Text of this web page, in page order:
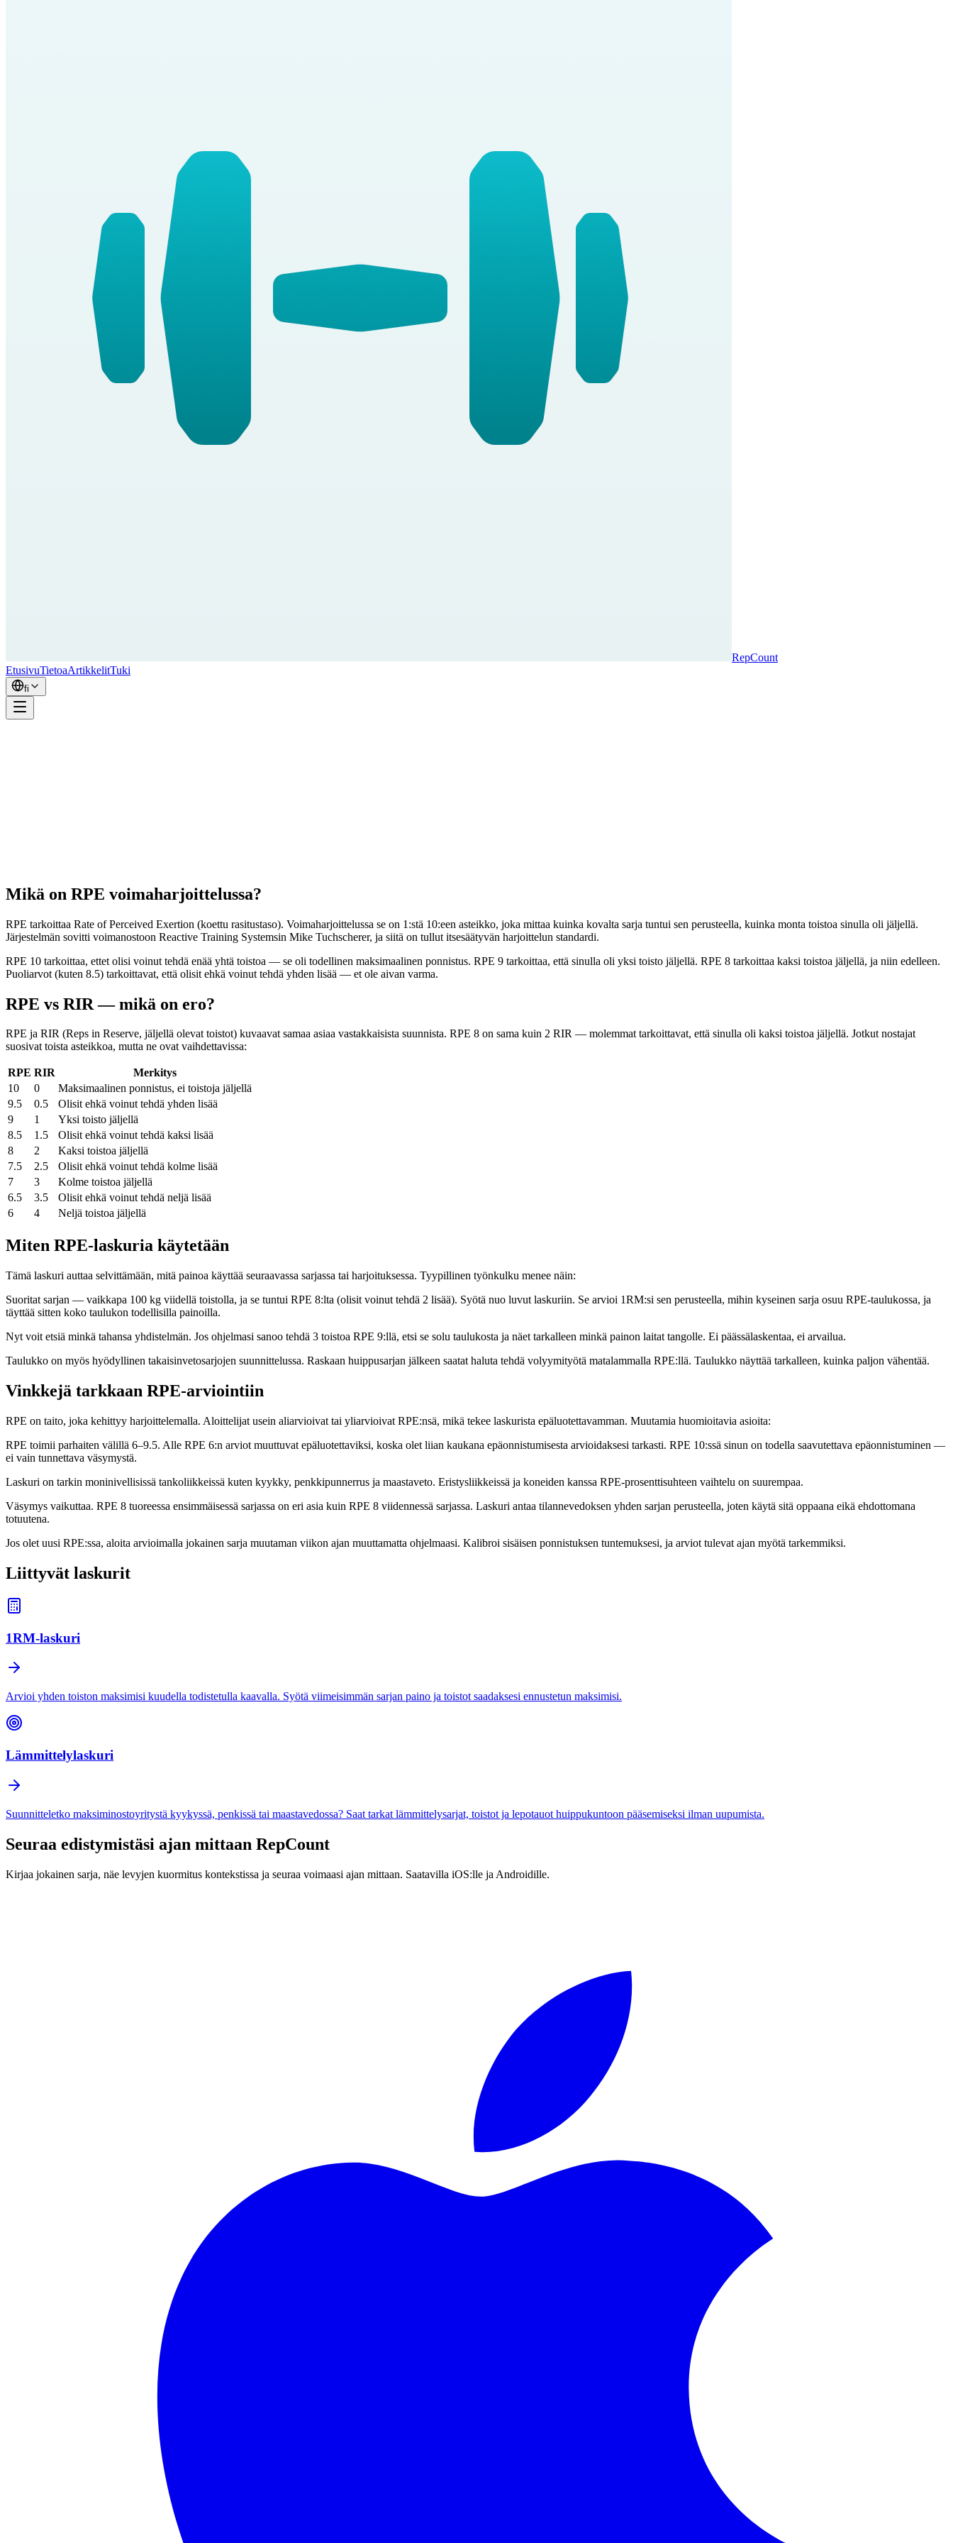
RepCount
EtusivuTietoaArtikkelitTuki
fi
Mikä on RPE voimaharjoittelussa?
RPE tarkoittaa Rate of Perceived Exertion (koettu rasitustaso). Voimaharjoittelussa se on 1:stä 10:een asteikko, joka mittaa kuinka kovalta sarja tuntui sen perusteella, kuinka monta toistoa sinulla oli jäljellä.
Järjestelmän sovitti voimanostoon Reactive Training Systemsin Mike Tuchscherer, ja siitä on tullut itsesäätyvän harjoittelun standardi.
RPE 10 tarkoittaa, ettet olisi voinut tehdä enää yhtä toistoa — se oli todellinen maksimaalinen ponnistus. RPE 9 tarkoittaa, että sinulla oli yksi toisto jäljellä. RPE 8 tarkoittaa kaksi toistoa jäljellä, ja niin edelleen.
Puoliarvot (kuten 8.5) tarkoittavat, että olisit ehkä voinut tehdä yhden lisää — et ole aivan varma.
RPE vs RIR — mikä on ero?
RPE ja RIR (Reps in Reserve, jäljellä olevat toistot) kuvaavat samaa asiaa vastakkaisista suunnista. RPE 8 on sama kuin 2 RIR — molemmat tarkoittavat, että sinulla oli kaksi toistoa jäljellä. Jotkut nostajat
suosivat toista asteikkoa, mutta ne ovat vaihdettavissa:
RPE RIR
Merkitys
10
0
Maksimaalinen ponnistus, ei toistoja jäljellä
9.5
0.5
Olisit ehkä voinut tehdä yhden lisää
9
1
Yksi toisto jäljellä
8.5
1.5
Olisit ehkä voinut tehdä kaksi lisää
8
2
Kaksi toistoa jäljellä
7.5
2.5
Olisit ehkä voinut tehdä kolme lisää
7
3
Kolme toistoa jäljellä
6.5
3.5
Olisit ehkä voinut tehdä neljä lisää
6
4 Neljä toistoa jäljellä
Miten RPE-laskuria käytetään
Tämä laskuri auttaa selvittämään, mitä painoa käyttää seuraavassa sarjassa tai harjoituksessa. Tyypillinen työnkulku menee näin:
Suoritat sarjan — vaikkapa 100 kg viidellä toistolla, ja se tuntui RPE 8:lta (olisit voinut tehdä 2 lisää). Syötä nuo luvut laskuriin. Se arvioi 1RM:si sen perusteella, mihin kyseinen sarja osuu RPE-taulukossa, ja
täyttää sitten koko taulukon todellisilla painoilla.
Nyt voit etsiä minkä tahansa yhdistelmän. Jos ohjelmasi sanoo tehdä 3 toistoa RPE 9:llä, etsi se solu taulukosta ja näet tarkalleen minkä painon laitat tangolle. Ei päässälaskentaa, ei arvailua.
Taulukko on myös hyödyllinen takaisinvetosarjojen suunnittelussa. Raskaan huippusarjan jälkeen saatat haluta tehdä volyymityötä matalammalla RPE:llä. Taulukko näyttää tarkalleen, kuinka paljon vähentää.
Vinkkejä tarkkaan RPE-arviointiin
RPE on taito, joka kehittyy harjoittelemalla. Aloittelijat usein aliarvioivat tai yliarvioivat RPE:nsä, mikä tekee laskurista epäluotettavamman. Muutamia huomioitavia asioita:
RPE toimii parhaiten välillä 6–9.5. Alle RPE 6:n arviot muuttuvat epäluotettaviksi, koska olet liian kaukana epäonnistumisesta arvioidaksesi tarkasti. RPE 10:ssä sinun on todella saavutettava epäonnistuminen —
ei vain tunnettava väsymystä.
Laskuri on tarkin moninivellisissä tankoliikkeissä kuten kyykky, penkkipunnerrus ja maastaveto. Eristysliikkeissä ja koneiden kanssa RPE-prosenttisuhteen vaihtelu on suurempaa.
Väsymys vaikuttaa. RPE 8 tuoreessa ensimmäisessä sarjassa on eri asia kuin RPE 8 viidennessä sarjassa. Laskuri antaa tilannevedoksen yhden sarjan perusteella, joten käytä sitä oppaana eikä ehdottomana
totuutena.
Jos olet uusi RPE:ssa, aloita arvioimalla jokainen sarja muutaman viikon ajan muuttamatta ohjelmaasi. Kalibroi sisäisen ponnistuksen tuntemuksesi, ja arviot tulevat ajan myötä tarkemmiksi.
Liittyvät laskurit
1RM-laskuri
Arvioi yhden toiston maksimisi kuudella todistetulla kaavalla. Syötä viimeisimmän sarjan paino ja toistot saadaksesi ennustetun maksimisi.
Lämmittelylaskuri
Suunnitteletko maksiminostoyritystä kyykyssä, penkissä tai maastavedossa? Saat tarkat lämmittelysarjat, toistot ja lepotauot huippukuntoon pääsemiseksi ilman uupumista.
Seuraa edistymistäsi ajan mittaan RepCount
Kirjaa jokainen sarja, näe levyjen kuormitus kontekstissa ja seuraa voimaasi ajan mittaan. Saatavilla iOS:lle ja Androidille.